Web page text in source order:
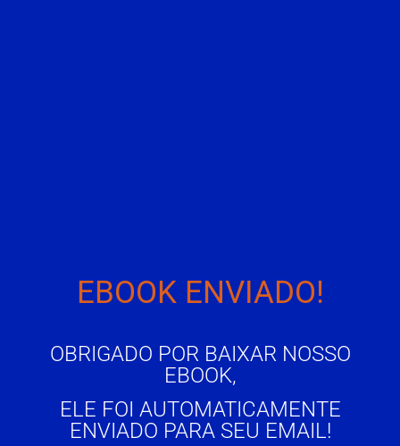
EBOOK ENVIADO!
OBRIGADO POR BAIXAR NOSSO
EBOOK,
ELE FOI AUTOMATICAMENTE
ENVIADO PARA SEU EMAIL!